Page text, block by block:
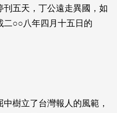
五天，丁公遠走異國，如
二○○八年四月十五日的
樹立了台灣報人的風範，